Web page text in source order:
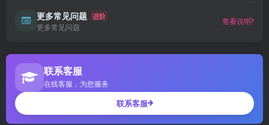
更多常见问题 进阶
更多常见问题
查看说明
联系客服
在线客服，为您服务
联系客服